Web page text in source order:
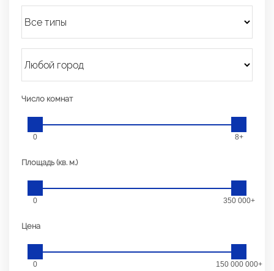
Число комнат
0 8+
Площадь (кв. м.)
0 350 000+
Цена
0 150 000 000+